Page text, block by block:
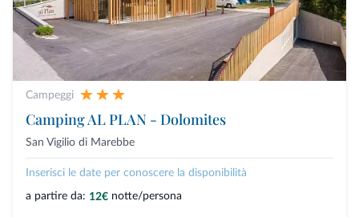
Campeggi
Camping AL PLAN - Dolomites
San Vigilio di Marebbe
Inserisci le date per conoscere la disponibilità
a partire da: 12€ notte/persona